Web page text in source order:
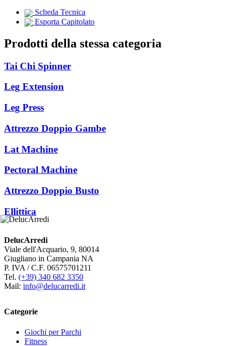
Scheda Tecnica
Esporta Capitolato
Prodotti della stessa categoria
Tai Chi Spinner
Leg Extension
Leg Press
Attrezzo Doppio Gambe
Lat Machine
Pectoral Machine
Attrezzo Doppio Busto
Ellittica
DelucArredi
Viale dell'Acquario, 9, 80014
Giugliano in Campania NA
P. IVA / C.F. 06575701211
Tel. (+39) 340 682 3350
Mail: info@delucarredi.it
Categorie
Giochi per Parchi
Fitness